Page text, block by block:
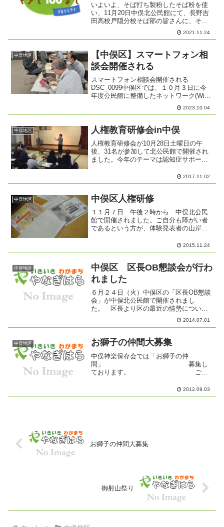
いよいよ、そば打ち製粉したそば粉を使
い、11月20日中俣北公民館にて、長野吉
田高校戸隠分校そば部の皆さんに、そば
打ちを実演して頂きました。実演の傍ら
で顧問の先生には、工程に合せた説明と
た。全員が椅子から立上...
2021.11.24
中俣地区
【中俣区】スマートフォン相
談会開催される
スマートフォン相談会開催される
DSC_0099中俣区では、１０月３日に今
年度公民館に整備したネットワーク(WiFi)
環境を活用して、「スマフォよろず相談
会」を実施しました。他で開催されるス
作やアプリの利用...
2023.10.04
中俣地区 人権教育研修会in中俣
人権教育研修会が10月28日土曜日の午
後、31名が参加して北公民館で開催され
ました。今年のテーマは認知症サポータ
真理子保健師から認知症の基礎知識や認
知症患者との接し方についての講演があ
2017.11.02
中俣地区 中俣区人権研修
１１月７日 午後２時から 中俣北公民
館で開催されました。ご自分も障がい者
であるという方が、体験発表者の山岸さ
か？」と質問。山岸さんが出産直後の医
師とのやり取りや、その後の子育て中の
2015.11.24
中俣地区
中俣区 区長OB懇談会が行わ
れました
６月２４日（火）中俣区の「区長OB懇談
会」が中俣北公民館で開催されまし
た。 区長より区の最近の情勢について
の説明があり、区政全般にわたり意見交
換が活発に行われました。歴代区長の皆
いました。
2014.07.01
中俣地区 お獅子の仲間大募集
中俣神楽保存会では「お獅子の仲
間」 募集し
ております。 ご希
９時３０分から中俣北公民館で練習して
おりますのでお出かけ下さい。 また９
2012.09.03
お獅子の仲間大募集
御射山祭り